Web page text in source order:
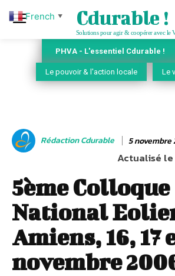
Cdurable !
Solutions pour agir & coopérer avec le
PHVA - L'essentiel Cdurable !
Le pouvoir & l'action locale Le
Rédaction Cdurable 5 novembre
Actualisé le
5ème Colloque
National
Amiens, 16, 17
novembre
French ▼